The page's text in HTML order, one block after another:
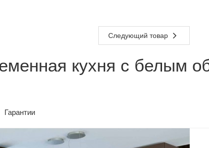
Следующий товар
кухня с белым
Гарантии